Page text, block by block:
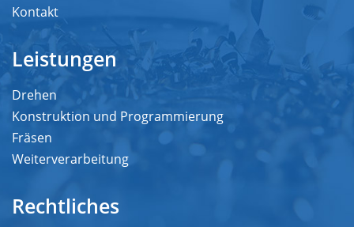
Kontakt
Leistungen
Drehen
Konstruktion und Programmierung
Fräsen
Weiterverarbeitung
Rechtliches